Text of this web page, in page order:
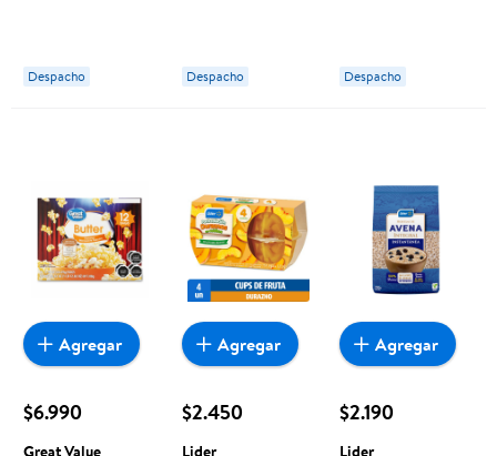
Despacho Despacho Despacho
$6.990
Great Value
Agregar
$2.450
Lider
Agregar
$2.190
Lider
Agregar